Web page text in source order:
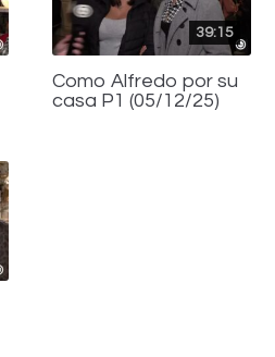
39:15
Como Alfredo por su
casa P1 (05/12/25)